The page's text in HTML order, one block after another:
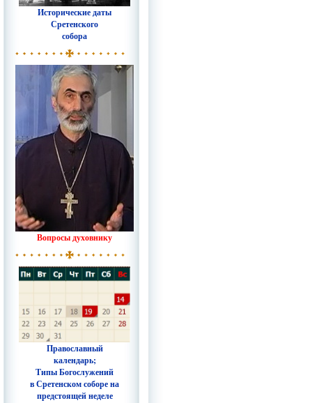
Исторические даты
Сретенского
собора
Вопросы духовнику
Православный
календарь;
Типы Богослужений
в Сретенском соборе на
предстоящей неделе